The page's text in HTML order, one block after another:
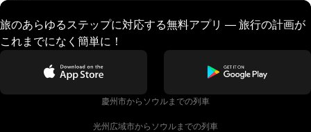
旅のあらゆるステップに対応する無料アプリ — 旅行の計画が
これまでになく簡単に！
慶州市からソウルまでの列車
光州広域市からソウルまでの列車